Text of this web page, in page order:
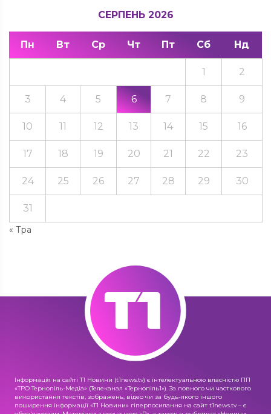
СЕРПЕНЬ 2026
Пн Вт Ср Чт Пт Сб Нд
« Тра
1 2
3 4 5 6 7 8 9
10 11 12 13 14 15 16
17 18 19 20 21 22 23
24 25 26 27 28 29 30
31
Інформація на сайті Т1 Новини (t1news.tv) є інтелектуальною власністю ПП
«ТРО Тернопіль-Медіа» (Телеканал «Тернопіль1»). За повного чи часткового
використання текстів, зображень, відео чи за будь-якого іншого
поширення інформації «Т1 Новини» гіперпосилання на сайт t1news.tv – є